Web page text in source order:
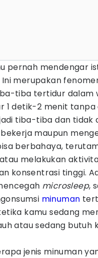
pernah mendengar
Ini merupakan
tiba tertidur dalam
1 detik-2 menit tanpa
tiba-tiba dan tidak
maupun
berbahaya,
melakukan
konsentrasi tinggi.
microsleep,
minuman
kamu sedang
atau sedang butuh
jenis minuman